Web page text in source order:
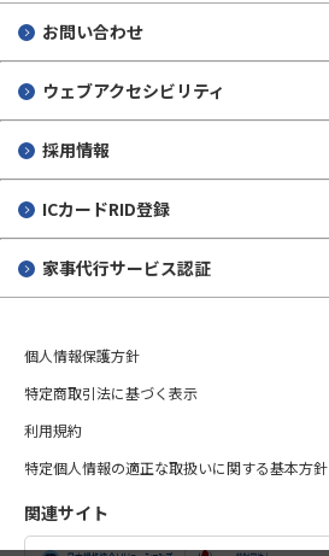
お問い合わせ
ウェブアクセシビリティ
採用情報
ICカードRID登録
家事代行サービス認証
個人情報保護方針
特定商取引法に基づく表示
利用規約
特定個人情報の適正な取扱いに関する基本方針
関連サイト